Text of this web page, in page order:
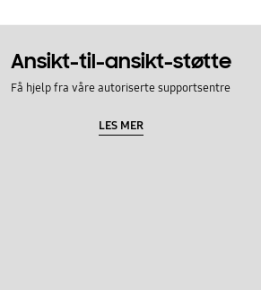
Ansikt-til-ansikt-støtte
Få hjelp fra våre autoriserte supportsentre
LES MER